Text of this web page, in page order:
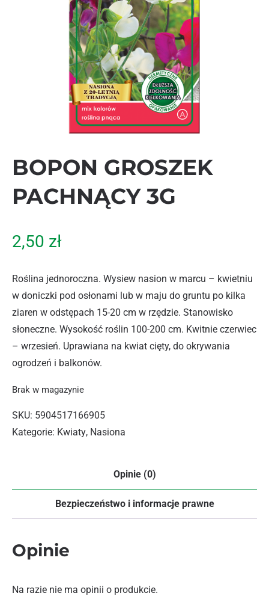
BOPON GROSZEK
PACHNĄCY 3G
2,50 zł
Roślina jednoroczna. Wysiew nasion w marcu – kwietniu
w doniczki pod osłonami lub w maju do gruntu po kilka
ziaren w odstępach 15-20 cm w rzędzie. Stanowisko
słoneczne. Wysokość roślin 100-200 cm. Kwitnie czerwiec
– wrzesień. Uprawiana na kwiat cięty, do okrywania
ogrodzeń i balkonów.
Brak w magazynie
SKU: 5904517166905
Kategorie: Kwiaty, Nasiona
Opinie (0)
Bezpieczeństwo i informacje prawne
Opinie
Na razie nie ma opinii o produkcie.